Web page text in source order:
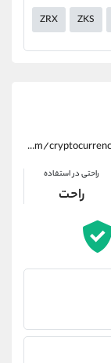
ZRX ZKS
https://alirezamehrabi.com/cryptocurrency/wallet/atomic-wallet
راحتی در استفاده
راحت